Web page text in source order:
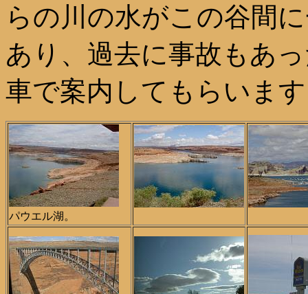
らの川の水がこの谷間
あり、過去に事故もあ
車で案内してもらいま
パウエル湖。